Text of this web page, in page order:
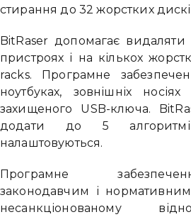
стирання до 32 жорстких
BitRaser допомагає
пристроях і на кількох
racks. Програмне
ноутбуках, зовнішніх
захищеного USB-ключа.
додати до 5
налаштовуються.
Програмне
законодавчим і
несанкціонованому